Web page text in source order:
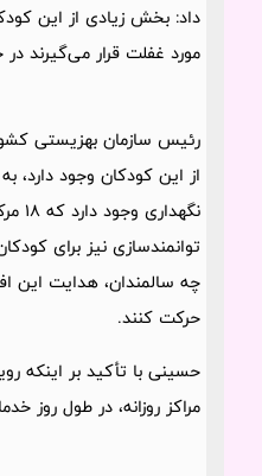
داد: بخش زیادی از این
مورد غفلت قرار می‌گیرند
رئیس سازمان بهزیستی کشور
توانمندسازی نیز برای
چه سالمندان، هدایت این
حرکت کنند.
حسینی با تأکید بر اینکه
مراکز روزانه، در طول روز